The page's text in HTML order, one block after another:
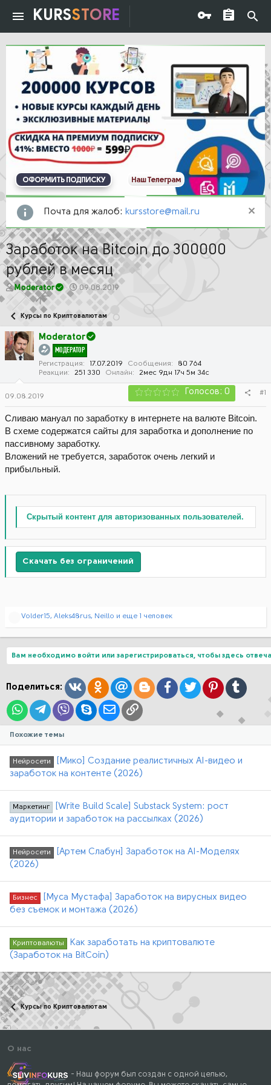
KURSSTORE
ОФОРМИТЬ ПОДПИСКУ Наш Телеграм
Почта для жалоб: kursstore@mail.ru
Заработок на Bitcoin до 300000
рублей в месяц
А
т
о
р
т
е
Moderator
Д
а
а
ч
а
л
а
09.08.2019
Курсы по Криптовалютам
Moderator
МОДЕРАТОР
Регистрация 17.07.2019 Сообщения
80 764
Реакции
251 330 Онлайн 2мес 9дн 17ч 5м 34с
09.08.2019 Голосов: 0 #1
Сливаю мануал по заработку в интернете на валюте Bitcoin.
В схеме содержатся сайты для заработка и дополнение по
пассивному заработку.
Вложений не требуется, заработок очень легкий и
прибыльный.
Скрытый контент для авторизованных пользователей.
Скачать без ограничений
Р
ц
и
:
Volder15, Aleks48rus, Neillo и еще 1 человек
Вам необходимо войти или зарегистрироваться, чтобы здесь
Поделиться: ВконтактеОдноклассники
Mail.ruBloggerFacebook
TwitterPinterestTumblr
WhatsAppTelegram
ViberSkypeЭлектронная почта
Ссылка
Похожие темы
Нейросети
[Мико] Создание реалистичных AI-видео и
заработок на контенте (2026)
Маркетинг
[Write Build Scale] Substack System: рост
аудитории и заработок на рассылках (2026)
Нейросети
[Артем Слабун] Заработок на AI-Моделях
(2026)
Бизнес
[Муса Мустафа] Заработок на вирусных видео
без съемок и монтажа (2026)
Криптовалюты
Как заработать на криптовалюте
(Заработок на BitCoin)
Курсы по Криптовалютам
О нас
- Наш форум был создан с одной целью,